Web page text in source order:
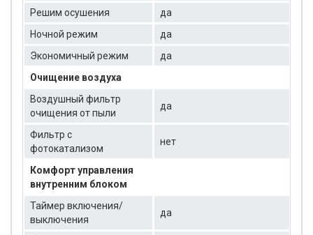
Решим осушения
да
Ночной режим
да
Экономичный режим
да
Очищение воздуха
Воздушный фильтр
очищения от пыли
да
Фильтр с
фотокатализом
нет
Комфорт управления
внутренним блоком
Таймер включения/
выключения
да